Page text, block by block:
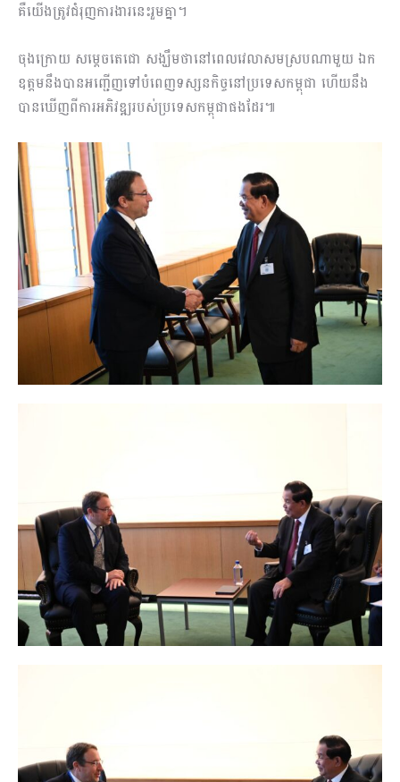
គឺយើងត្រូវជំរុញការងារនេះរួមគ្នា។
ចុងក្រោយ សម្ដេចតេជោ សង្ឃឹមថានៅពេលវេលាសមស្របណាមួយ ឯក
ឧត្តមនឹងបានអញ្ជើញទៅបំពេញទស្សនកិច្ចនៅប្រទេសកម្ពុជា ហើយនឹង
បានឃើញពីការអភិវឌ្ឍរបស់ប្រទេសកម្ពុជាផងដែរ៕